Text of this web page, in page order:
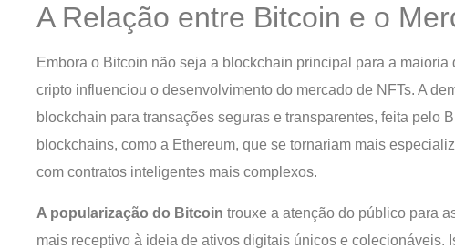
A Relação entre Bitcoin e o
Embora o Bitcoin não seja a blockchain principal para a
cripto influenciou o desenvolvimento do mercado de NFTs. A
blockchain para transações seguras e transparentes, feita pelo
blockchains, como a Ethereum, que se tornariam mais
com contratos inteligentes mais complexos.
A popularização do Bitcoin trouxe a atenção do público para
mais receptivo à ideia de ativos digitais únicos e colecionáveis.